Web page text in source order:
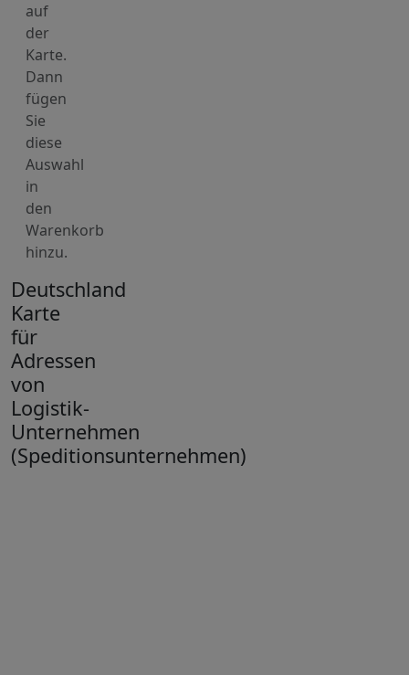
auf
der
Karte.
Dann
fügen
Sie
diese
Auswahl
in
den
Warenkorb
hinzu.
Deutschland
Karte
für
Adressen
von
Logistik-
Unternehmen
(Speditionsunternehmen)